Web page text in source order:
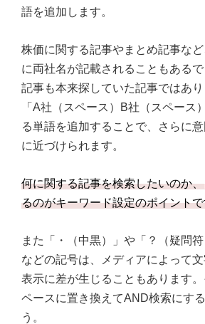
語を追加します。
株価に関する記事やまとめ記事な
に両社名が記載されることもある
記事も本来探していた記事ではあ
「A社（スペース）B社（スペース
る単語を追加することで、さらに
に近づけられます。
何に関する記事を検索したいのか
るのがキーワード設定のポイント
また「・（中黒）」や「？（疑問符
などの記号は、メディアによって
表示に差が生じることもあります
ペースに置き換えてAND検索にす
う。